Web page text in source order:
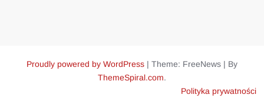
Proudly powered by WordPress | Theme: FreeNews | By
ThemeSpiral.com.
Polityka prywatności